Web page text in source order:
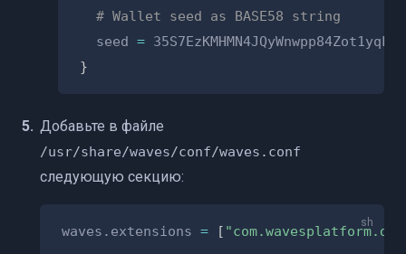
# Wallet seed as BASE58 string
  seed
=
}
Добавьте в файле
/usr/share/waves/conf/waves.conf
следующую секцию:
waves.extensions = [